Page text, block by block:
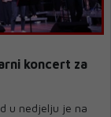
koncert za
u nedjelju je na